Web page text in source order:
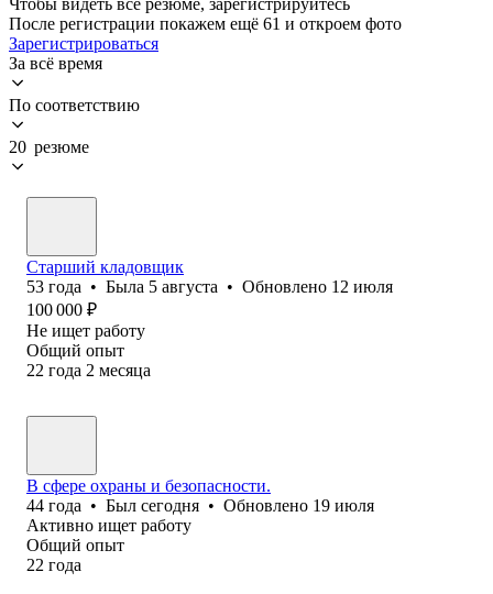
После регистрации покажем ещё 61 и откроем фото
Зарегистрироваться
За всё время
По соответствию
20 резюме
Старший кладовщик
53 года • Была 5 августа • Обновлено 12 июля
100 000 ₽
Не ищет работу
Общий опыт
22 года 2 месяца
В сфере охраны и безопасности.
44 года • Был сегодня • Обновлено 19 июля
Активно ищет работу
Общий опыт
22 года